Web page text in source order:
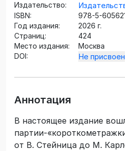
Издательство:
ISBN:
978-5-
Год издания:
2026 г.
Страниц:
424
Место издания:
Москва
DOI:
Не присвоен
Аннотация
В настоящее издание
партии-
от В. Стейница до М.